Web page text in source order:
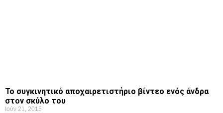
Το συγκινητικό αποχαιρετιστήριο βίντεο ενός άνδρα
στον σκύλο του
Ιούν 21, 2015